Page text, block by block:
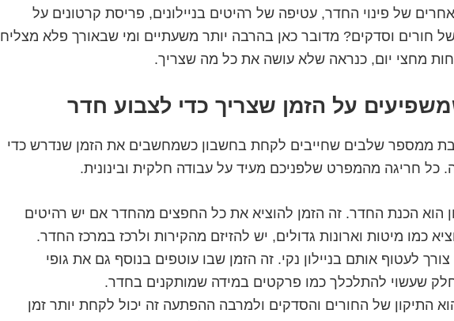
של פינוי החדר, עטיפה של רהיטים בניילונים, פריסת קרטונים על
חורים וסדקים? מדובר כאן בהרבה יותר משעתיים ומי שבאורך פלא מצליח
מחצי יום, כנראה שלא עושה את כל מה שצריך.
על הזמן שצריך כדי לצבוע חדר
ממספר שלבים שחייבים לקחת בחשבון כשמחשבים את הזמן שנדרש כדי
כל חריגה מהמפרט שלפניכם מעיד על עבודה חלקית ובינונית.
הוא הכנת החדר. זה הזמן להוציא את כל החפצים מהחדר אם יש רהיטים
כמו מיטות וארונות גדולים, יש להזיזם מהקירות ולרכז במרכז החדר.
לעטוף אותם בניילון נקי. זה הזמן שבו עוטפים בנוסף גם את גופי
שעשוי להתלכלך כמו פרקטים במידה שמותקנים בחדר.
התיקון של החורים והסדקים ולמרבה ההפתעה זה יכול לקחת יותר זמן